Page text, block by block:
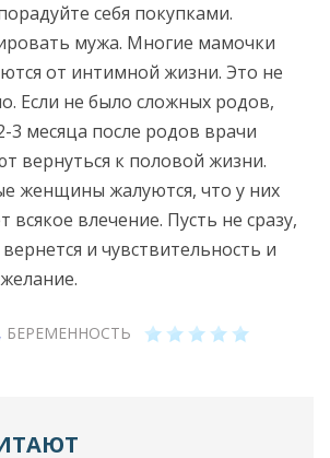
себя покупками.
мужа. Многие мамочки
от интимной жизни. Это не
Если не было сложных родов,
3 месяца после родов врачи
вернуться к половой жизни.
женщины жалуются, что у них
всякое влечение. Пусть не сразу,
и чувствительность и
, БЕРЕМЕННОСТЬ